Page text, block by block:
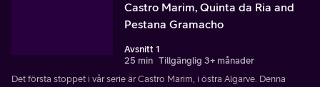
Castro Marim, Quinta da Ria and
Pestana Gramacho
Avsnitt 1
25 min Tillgänglig 3+ månader
Det första stoppet i vår serie är Castro Marim, i östra Algarve. Denna